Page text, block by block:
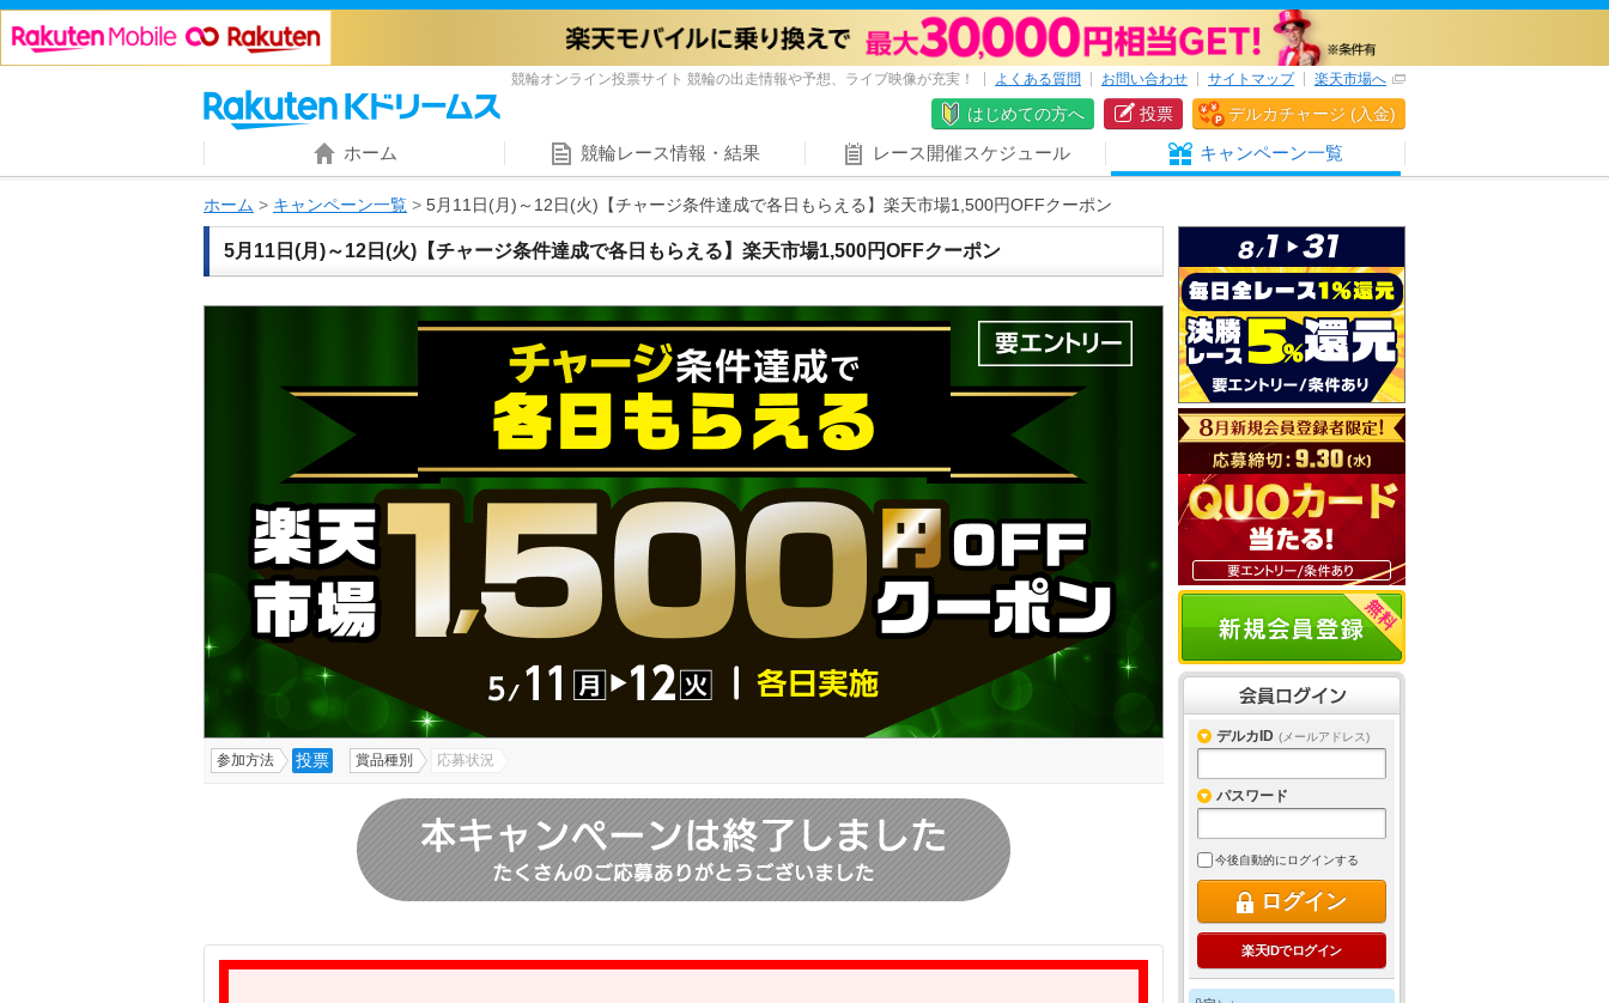
競輪オンライン投票サイト 競輪の出走情報や予想、ライブ映像が充実！ よくある質問 お問い合わせ サイトマップ 楽天市場へ
はじめての方へ 投票 デルカチャージ (入金)
ホーム 競輪レース情報・結果 レース開催スケジュール キャンペーン一覧
ホーム キャンペーン一覧 5月11日(月)～12日(火)【チャージ条件達成で各日もらえる】楽天市場1,500円OFFクーポン
5月11日(月)～12日(火)【チャージ条件達成で各日もらえる】楽天市場1,500円OFFクーポン
参加方法 投票 賞品種別 応募状況
デルカID (メールアドレス)
パスワード
今後自動的にログインする
ログイン
楽天IDでログイン